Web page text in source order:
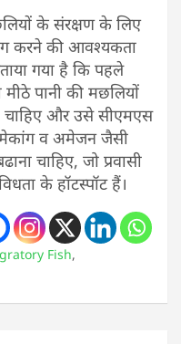
के संरक्षण के लिए
करने की आवश्यकता
गया है कि पहले
मीठे पानी की मछलियों
चाहिए और उसे सीएमएस
मेकांग व अमेजन जैसी
चाहिए, जो प्रवासी
के हॉटस्पॉट हैं।
Fish,